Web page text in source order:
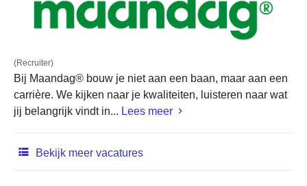
(Recruiter)
Bij Maandag® bouw je niet aan een baan, maar aan een
carrière. We kijken naar je kwaliteiten, luisteren naar wat
jij belangrijk vindt in... Lees meer
Bekijk meer vacatures